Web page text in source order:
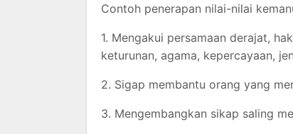
Contoh penerapan nilai-nilai
1. Mengakui persamaan derajat,
keturunan, agama, kepercayaan,
2. Sigap membantu orang yang
3. Mengembangkan sikap saling